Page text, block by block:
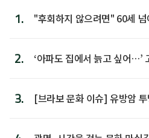
1.
"후회하지 않으려면" 60세
2.
‘아파도 집에서 늙고 싶어…’
3.
[브라보 문화 이슈] 유방암